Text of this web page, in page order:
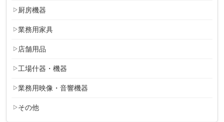
厨房機器
業務用家具
店舗用品
工場什器・機器
業務用映像・音響機器
その他